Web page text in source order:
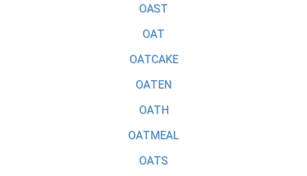
OAST
OAT
OATCAKE
OATEN
OATH
OATMEAL
OATS